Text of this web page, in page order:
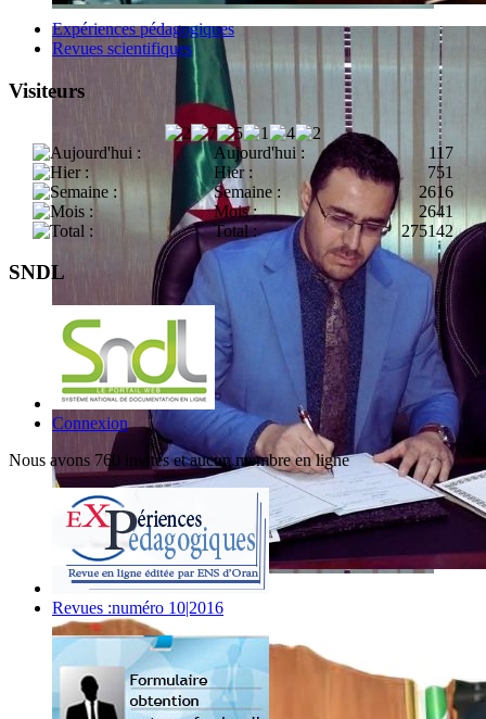
Expériences pédagogiques
Revues scientifiques
Visiteurs
Aujourd'hui :
117
Hier :
751
Semaine :
2616
Mois :
2641
Total :
275142
SNDL
Connexion
Nous avons 760 invités et aucun membre en ligne
Revues :numéro 10|2016